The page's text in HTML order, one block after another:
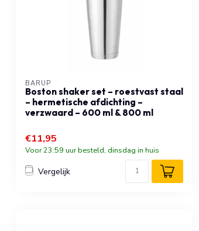
BARUP
Boston shaker set – roestvast staal
– hermetische afdichting –
verzwaard – 600 ml & 800 ml
€11,95
Voor 23:59 uur besteld, dinsdag in huis
Vergelijk